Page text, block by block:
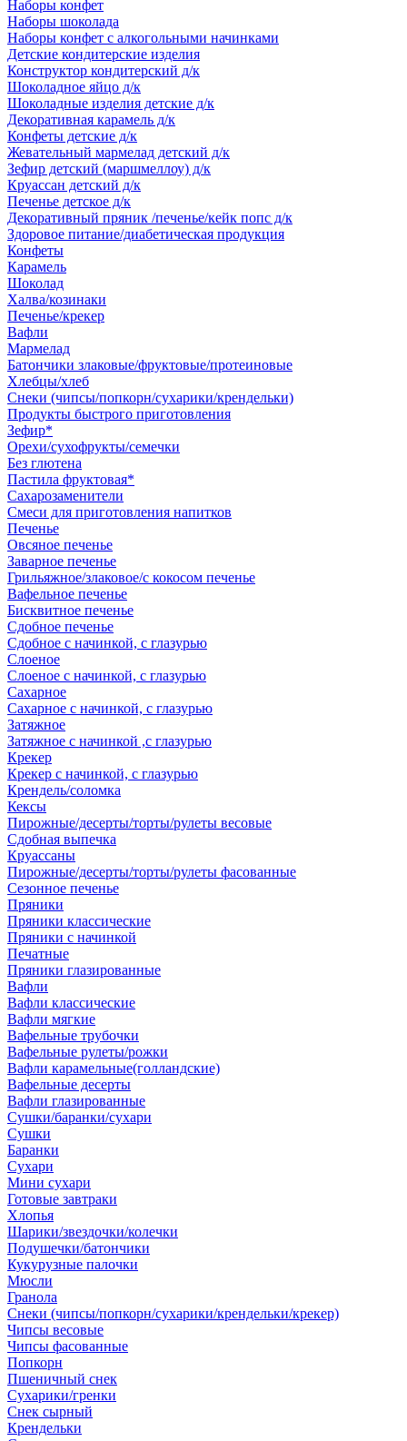
Наборы конфет
Наборы шоколада
Наборы конфет с алкогольными начинками
Детские кондитерские изделия
Конструктор кондитерский д/к
Шоколадное яйцо д/к
Шоколадные изделия детские д/к
Декоративная карамель д/к
Конфеты детские д/к
Жевательный мармелад детский д/к
Зефир детский (маршмеллоу) д/к
Круассан детский д/к
Печенье детское д/к
Декоративный пряник /печенье/кейк попс д/к
Здоровое питание/диабетическая продукция
Конфеты
Карамель
Шоколад
Халва/козинаки
Печенье/крекер
Вафли
Мармелад
Батончики злаковые/фруктовые/протеиновые
Хлебцы/хлеб
Снеки (чипсы/попкорн/сухарики/крендельки)
Продукты быстрого приготовления
Зефир*
Орехи/сухофрукты/семечки
Без глютена
Пастила фруктовая*
Сахарозаменители
Смеси для приготовления напитков
Печенье
Овсяное печенье
Заварное печенье
Грильяжное/злаковое/с кокосом печенье
Вафельное печенье
Бисквитное печенье
Сдобное печенье
Сдобное с начинкой, с глазурью
Слоеное
Слоеное с начинкой, с глазурью
Сахарное
Сахарное с начинкой, с глазурью
Затяжное
Затяжное с начинкой ,с глазурью
Крекер
Крекер с начинкой, с глазурью
Крендель/соломка
Кексы
Пирожные/десерты/торты/рулеты весовые
Сдобная выпечка
Круассаны
Пирожные/десерты/торты/рулеты фасованные
Сезонное печенье
Пряники
Пряники классические
Пряники с начинкой
Печатные
Пряники глазированные
Вафли
Вафли классические
Вафли мягкие
Вафельные трубочки
Вафельные рулеты/рожки
Вафли карамельные(голландские)
Вафельные десерты
Вафли глазированные
Сушки/баранки/сухари
Сушки
Баранки
Сухари
Мини сухари
Готовые завтраки
Хлопья
Шарики/звездочки/колечки
Подушечки/батончики
Кукурузные палочки
Мюсли
Гранола
Снеки (чипсы/попкорн/сухарики/крендельки/крекер)
Чипсы весовые
Чипсы фасованные
Попкорн
Пшеничный снек
Сухарики/гренки
Снек сырный
Крендельки